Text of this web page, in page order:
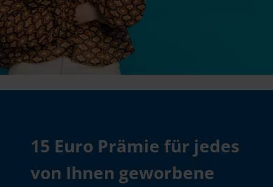
15 Euro Prämie für jedes
von Ihnen geworbene